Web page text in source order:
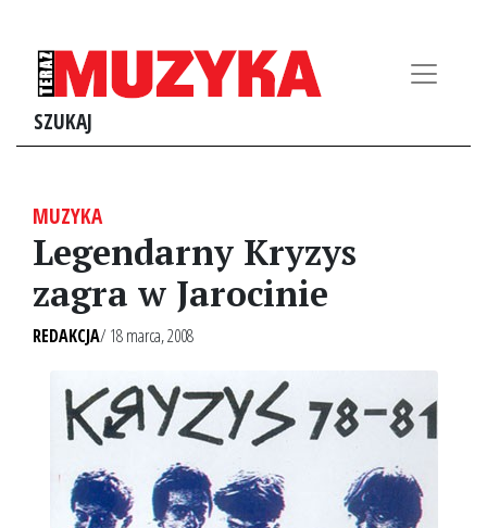
SZUKAJ
MUZYKA
Legendarny Kryzys
zagra w Jarocinie
REDAKCJA/ 18 marca, 2008